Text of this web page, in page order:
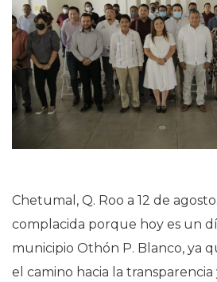
Chetumal, Q. Roo a 12 de
complacida porque hoy es un
municipio Othón P. Blanco, ya
el camino hacia la